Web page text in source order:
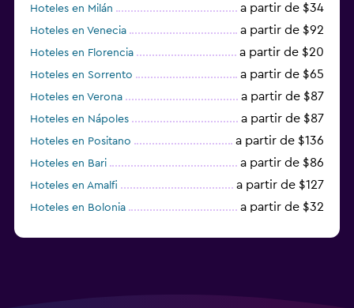
Hoteles en Milán a partir de $34
Hoteles en Venecia a partir de $92
Hoteles en Florencia a partir de $20
Hoteles en Sorrento a partir de $65
Hoteles en Verona a partir de $87
Hoteles en Nápoles a partir de $87
Hoteles en Positano a partir de $136
Hoteles en Bari a partir de $86
Hoteles en Amalfi a partir de $127
Hoteles en Bolonia a partir de $32